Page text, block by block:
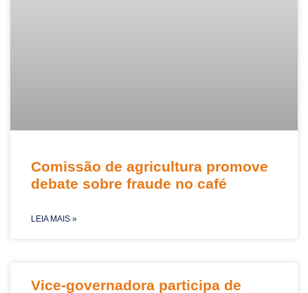
Comissão de agricultura promove
debate sobre fraude no café
LEIA MAIS »
Vice-governadora participa de